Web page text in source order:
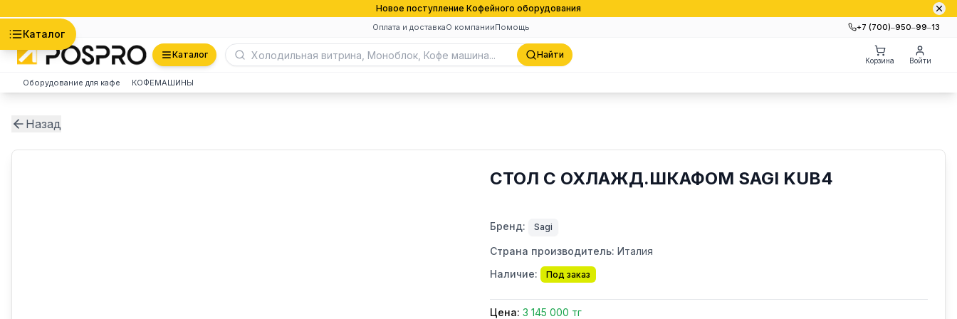
Новое поступление Кофейного оборудования
Оплата и доставкаО компанииПомощь +7 (700)‒950‒99‒13
Каталог
Каталог Найти
Корзина Войти
Оборудование для кафе КОФЕМАШИНЫ
Назад
СТОЛ С ОХЛАЖД.ШКАФОМ SAGI KUB4
Бренд: Sagi
Страна производитель: Италия
Наличие:
Под заказ
Цена: 3 145 000 тг